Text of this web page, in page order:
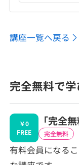
講座一覧へ戻る
完全無料で
￥0
FREE
「完全
完全無料
有料会員になる